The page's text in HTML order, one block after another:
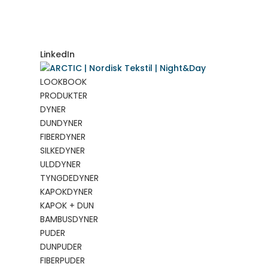
LinkedIn
LOOKBOOK
PRODUKTER
DYNER
DUNDYNER
FIBERDYNER
SILKEDYNER
ULDDYNER
TYNGDEDYNER
KAPOKDYNER
KAPOK + DUN
BAMBUSDYNER
PUDER
DUNPUDER
FIBERPUDER